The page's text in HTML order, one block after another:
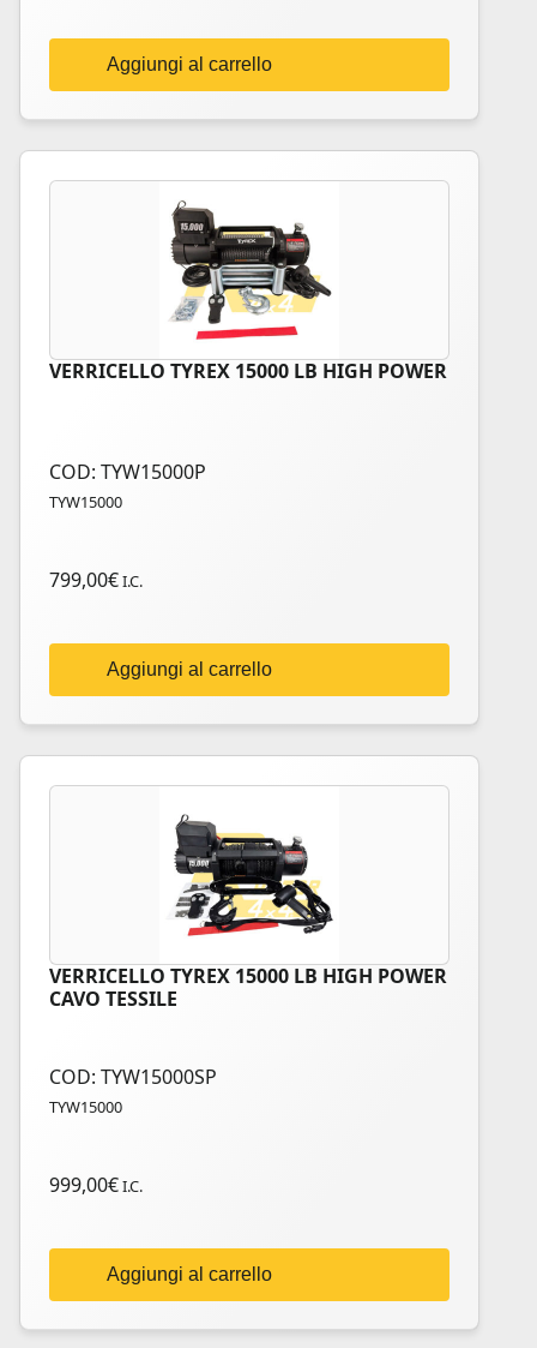
Aggiungi al carrello
VERRICELLO TYREX 15000 LB HIGH POWER
COD: TYW15000P
TYW15000
799,00€I.C.
Aggiungi al carrello
VERRICELLO TYREX 15000 LB HIGH POWER
CAVO TESSILE
COD: TYW15000SP
TYW15000
999,00€I.C.
Aggiungi al carrello